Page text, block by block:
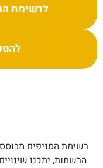
לרשימת
רשימת הסניפים
הרשתות, יתכנו